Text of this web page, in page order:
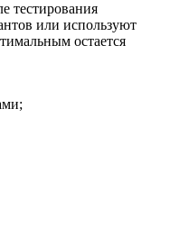
тестирования
или используют
остается